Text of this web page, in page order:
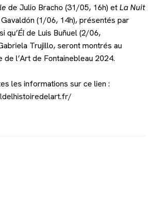
de Julio Bracho (31/05, 16h) etLa Nuit
(1/06, 14h), présentés par
qu’Élde Luis Buñuel (2/06,
Trujillo, seront montrés au
de l’Art de Fontainebleau 2024.
les informations sur ce lien :